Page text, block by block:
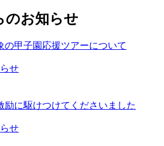
のお知らせ
の甲子園応援ツアーについて
せ
励に駆けつけてくださいました
せ